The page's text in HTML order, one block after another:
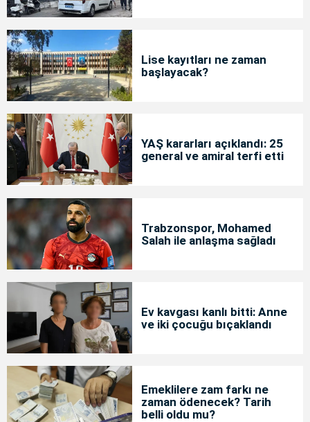
Lise kayıtları ne zaman
başlayacak?
YAŞ kararları açıklandı: 25
general ve amiral terfi etti
Trabzonspor, Mohamed
Salah ile anlaşma sağladı
Ev kavgası kanlı bitti: Anne
ve iki çocuğu bıçaklandı
Emeklilere zam farkı ne
zaman ödenecek? Tarih
belli oldu mu?